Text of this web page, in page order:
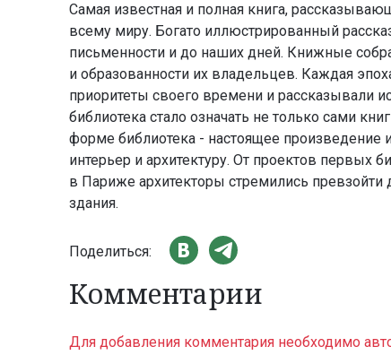
Самая известная и полная книга,
всему миру. Богато иллюстрированный
письменности и до наших дней. Книжные
и образованности их владельцев. Каждая
приоритеты своего времени и рассказывали
библиотека стало означать не только сами
форме библиотека - настоящее произведение
интерьер и архитектуру. От проектов первых
в Париже архитекторы стремились
здания.
Поделиться:
Комментарии
Для добавления комментария необходимо